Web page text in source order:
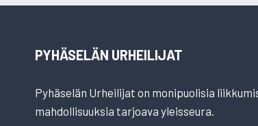
PYHÄSELÄN URHEILIJAT
Pyhäselän Urheilijat on monipuolisia
mahdollisuuksia tarjoava yleisseura.